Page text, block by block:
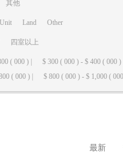
其他
Unit Land Other
四室以上
( 000 ) | $ 300 ( 000 ) - $ 400 ( 000 ) |
( 000 ) | $ 800 ( 000 ) - $ 1,000 ( 000
最新